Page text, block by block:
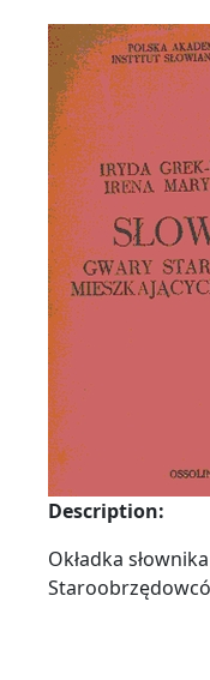
Description:
Okładka